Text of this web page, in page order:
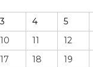
3
4 5
10
11 12
17
18 19